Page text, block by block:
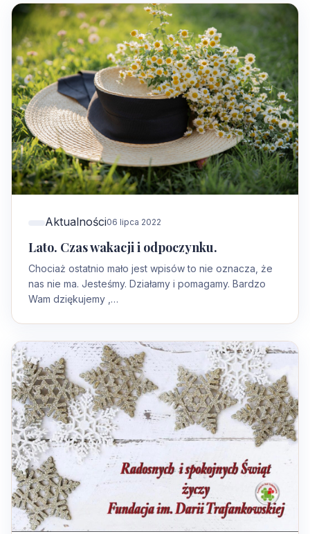
Aktualności06 lipca 2022
Lato. Czas wakacji i odpoczynku.
Chociaż ostatnio mało jest wpisów to nie oznacza, że
nas nie ma. Jesteśmy. Działamy i pomagamy. Bardzo
Wam dziękujemy ,…